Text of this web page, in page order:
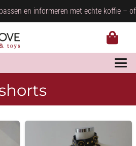
en informeren met echte koffie –